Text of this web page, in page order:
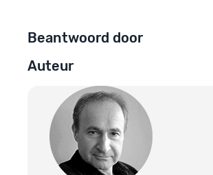
Beantwoord door
Auteur